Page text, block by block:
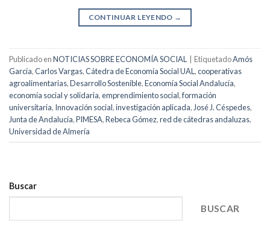
CONTINUAR LEYENDO →
Publicado enNOTICIAS SOBRE ECONOMÍA SOCIAL EtiquetadoAmós
García,Carlos Vargas,Cátedra de Economía Social UAL ,cooperativas
agroalimentarias,Desarrollo Sostenible,Economía Social Andalucía,
economía social y solidaria,emprendimiento social,formación
universitaria, Innovación social,investigación aplicada, José J. Céspedes,
Junta de Andalucía,PIMESA,Rebeca Gómez,red de cátedras andaluzas,
Universidad de Almería
Buscar
BUSCAR